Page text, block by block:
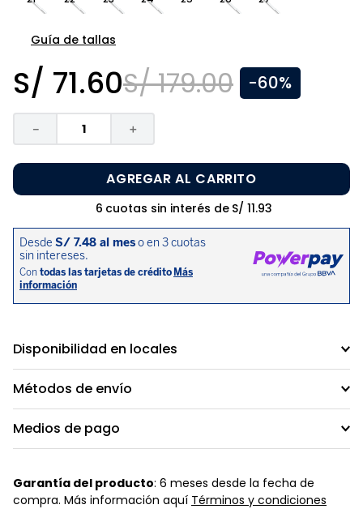
Guía de tallas
S/ 71.60S/ 179.00 -60%
＋
－
AGREGAR AL CARRITO
6 cuotas sin interés de S/ 11.93
Disponibilidad en locales
Métodos de envío
Medios de pago
Garantía del producto: 6 meses desde la fecha de
compra. Más información aquí Términos y condiciones
zapatos niña
niño
sandalias niño